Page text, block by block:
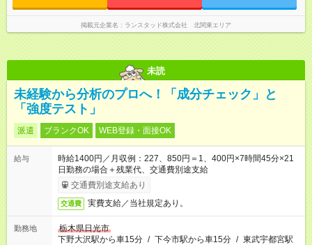
掲載元企業名 ランスタッド株式会社 北関東エリア
未読
未経験から分析のプロへ！「成分チェック」と
「強度テスト」
派遣 ブランクOK WEB登録・面接OK
給与
時給1400円／月収例：227、850円＝1、400円×7時間45分×21
日勤務の場合＋残業代、交通費別途支給
交通費別途支給あり
交通費 実費支給／当社規定あり。
勤務地
栃木県日光市
下野大沢駅から車15分 / 下今市駅から車15分 / 東武宇都宮駅